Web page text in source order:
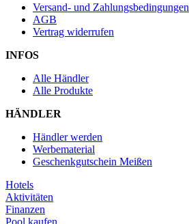
Versand- und Zahlungsbedingungen
AGB
Vertrag widerrufen
INFOS
Alle Händler
Alle Produkte
HÄNDLER
Händler werden
Werbematerial
Geschenkgutschein Meißen
Hotels
Aktivitäten
Finanzen
Pool kaufen